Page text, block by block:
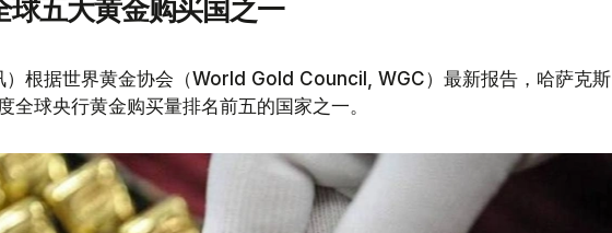
球五大黄金购买国之一
）根据世界黄金协会（World Gold Council, WGC）最新报告，哈萨克斯
全球央行黄金购买量排名前五的国家之一。